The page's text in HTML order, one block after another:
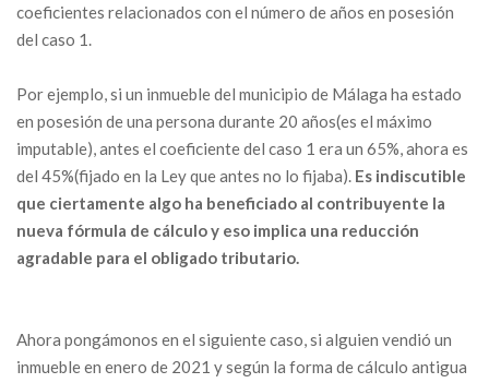
coeficientes relacionados con el número de años en posesión
del caso 1.
Por ejemplo, si un inmueble del municipio de Málaga ha estado
en posesión de una persona durante 20 años(es el máximo
imputable), antes el coeficiente del caso 1 era un 65%, ahora es
del 45%(fijado en la Ley que antes no lo fijaba). Es indiscutible
que ciertamente algo ha beneficiado al contribuyente la
nueva fórmula de cálculo y eso implica una reducción
agradable para el obligado tributario.
Ahora pongámonos en el siguiente caso, si alguien vendió un
inmueble en enero de 2021 y según la forma de cálculo antigua